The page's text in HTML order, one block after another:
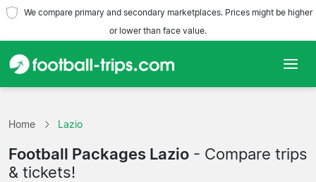
We compare primary and secondary marketplaces. Prices might be higher
or lower than face value.
Teams
Leagues
Home Lazio
Football Packages Lazio - Compare trips
& tickets!